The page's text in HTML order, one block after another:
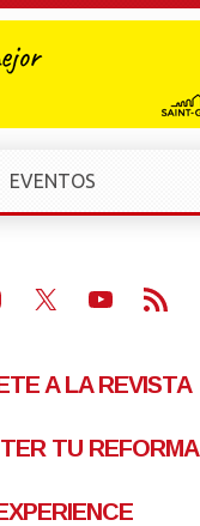
EVENTOS
»
X Youtube
Feed RSS
A LA REVISTA
TU REFORMA